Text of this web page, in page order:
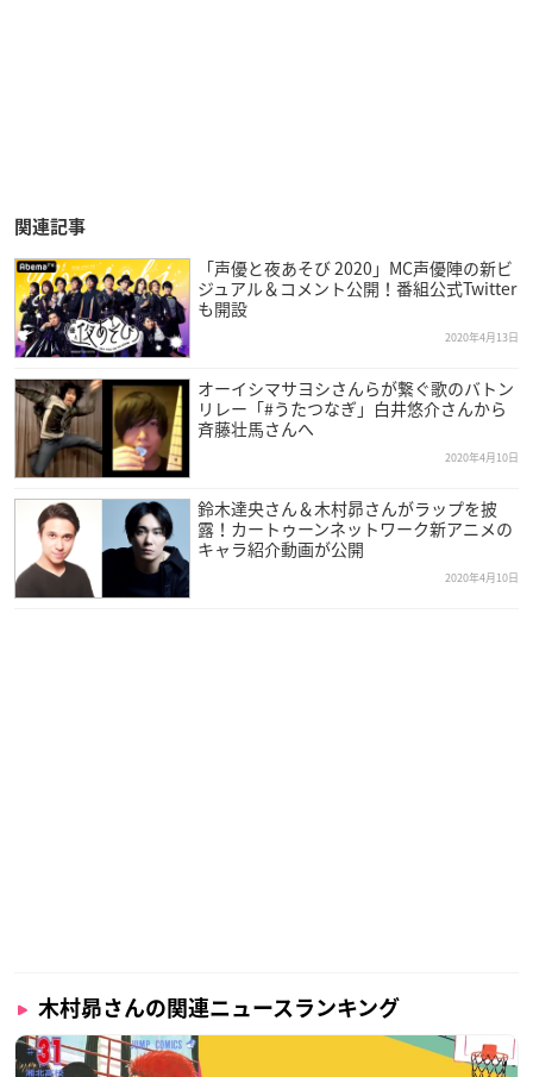
関連記事
「声優と夜あそび 2020」MC声優陣の新ビ
ジュアル＆コメント公開！番組公式Twitter
も開設
2020年4月13日
オーイシマサヨシさんらが繋ぐ歌のバトン
リレー「#うたつなぎ」白井悠介さんから
斉藤壮馬さんへ
2020年4月10日
鈴木達央さん＆木村昴さんがラップを披
露！カートゥーンネットワーク新アニメの
キャラ紹介動画が公開
2020年4月10日
木村昴さんの関連ニュースランキング